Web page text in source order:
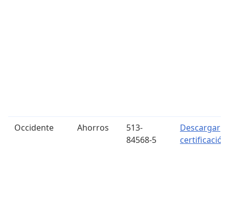
Occidente Ahorros
513-
84568-5
Descargar
certificación